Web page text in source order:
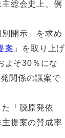
総会史上、例
開示」を求め
案 」を取り上げ
よそ30％にな
関係の議案で
「脱原発依
提案の賛成率